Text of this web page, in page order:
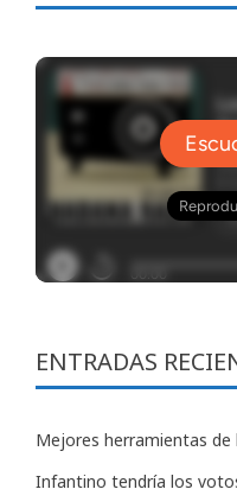
ENTRADAS
Mejores herramientas
Infantino tendría los